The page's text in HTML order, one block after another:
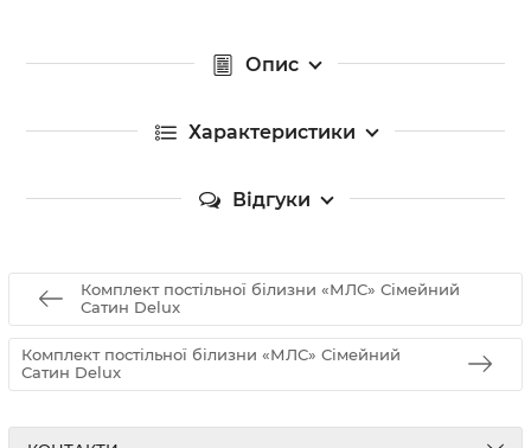
Опис
Характеристики
Відгуки
Комплект постільної білизни «МЛС» Сімейний
Сатин Delux
Комплект постільної білизни «МЛС» Сімейний
Сатин Delux